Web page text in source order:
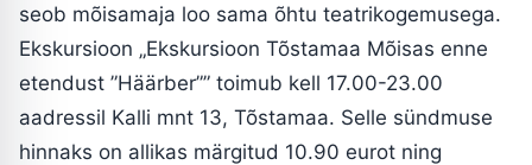
seob mõisamaja loo sama õhtu teatrikogemusega.
Ekskursioon „Ekskursioon Tõstamaa Mõisas enne
etendust ”Häärber”” toimub kell 17.00-23.00
aadressil Kalli mnt 13, Tõstamaa. Selle sündmuse
hinnaks on allikas märgitud 10.90 eurot ning